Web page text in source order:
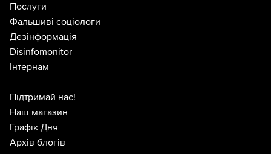
Послуги
Фальшиві соціологи
Дезінформація
Disinfomonitor
Інтернам
Підтримай нас!
Наш магазин
Графік Дня
Архів блогів